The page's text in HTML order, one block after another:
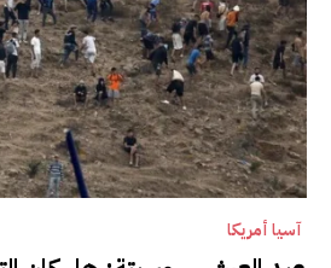
آسيا أمريكا